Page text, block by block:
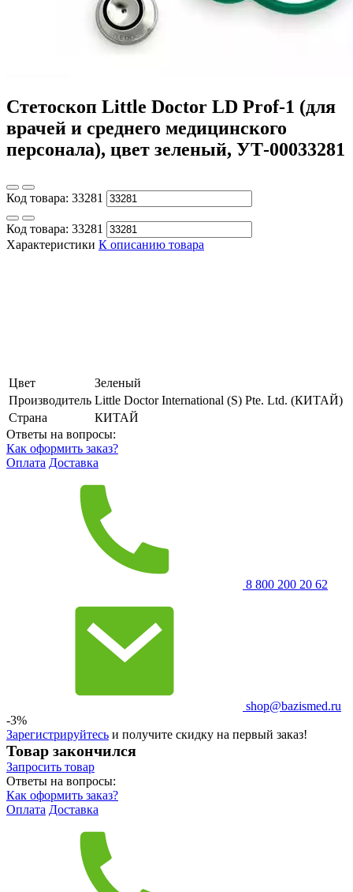
Стетоскоп Little Doctor LD Prof-1 (для
врачей и среднего медицинского
персонала), цвет зеленый, УТ-00033281
Код товара: 33281
Код товара: 33281
Характеристики К описанию товара
Цвет
Зеленый
Производитель Little Doctor International (S) Pte. Ltd. (КИТАЙ)
Страна
КИТАЙ
Ответы на вопросы:
Как оформить заказ?
Оплата Доставка
8 800 200 20 62
shop@bazismed.ru
-3%
Зарегистрируйтесь и получите скидку на первый заказ!
Товар закончился
Запросить товар
Ответы на вопросы:
Как оформить заказ?
Оплата Доставка